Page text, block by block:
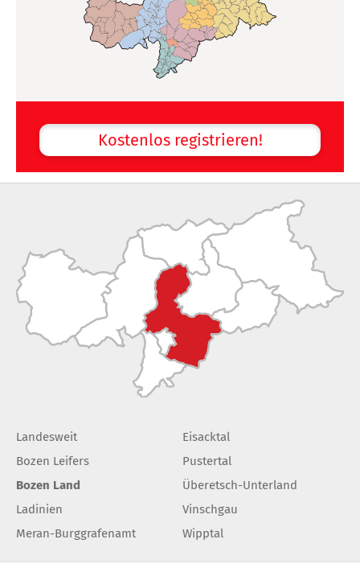
Kostenlos registrieren!
Landesweit
Bozen Leifers
Bozen Land
Ladinien
Meran-Burggrafenamt
Eisacktal
Pustertal
Überetsch-Unterland
Vinschgau
Wipptal